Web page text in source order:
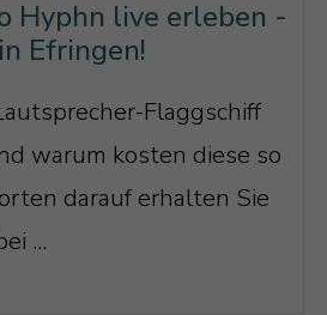
Hyphn live erleben -
Efringen!
Flaggschiff
warum kosten diese so
darauf erhalten Sie
...